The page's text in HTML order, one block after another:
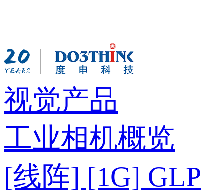
视觉产品
工业相机概览
[线阵] [1G] GLP